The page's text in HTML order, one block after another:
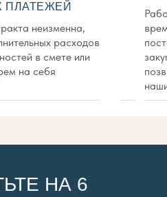
ПЛАТЕЖЕЙ
неизменна,
расходов
в смете или
на себя
НА 6